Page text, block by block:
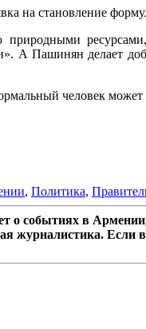
на становление
А Пашинян делает
человек
, Политика,
о событиях в
журналистика.